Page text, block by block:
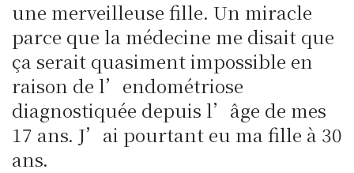
une merveilleuse fille. Un miracle
parce que la médecine me disait que
ça serait quasiment impossible en
raison de l’endométriose
diagnostiquée depuis l’âge de mes
17 ans. J’ai pourtant eu ma fille à 30
ans.